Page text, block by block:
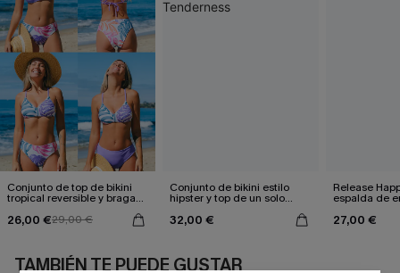
Conjunto de top de bikini
tropical reversible y braga
26,00 €29,00 €
Conjunto de bikini estilo
hipster y top de un solo
Tenderness
32,00 €
Release
espalda de
27,00 €
TAMBIÉN TE PUEDE GUSTAR